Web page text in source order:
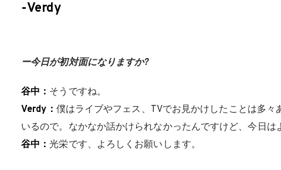
-Verdy
ー今日が初対面になりますか?
谷中： そうですね。
Verdy： 僕はライブやフェス、TVでお見かけしたことは多
いるので。なかなか話かけられなかったんですけど、今日は
谷中：光栄です、よろしくお願いします。